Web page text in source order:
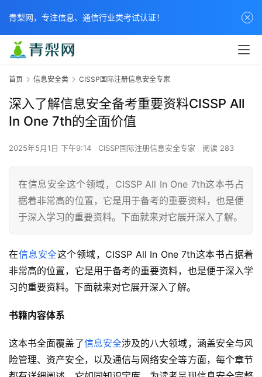
首页 信息安全类 CISSP国际注册信息安全专家
深入了解信息安全备考重要资料CISSP All
In One 7th的全面价值
2025年5月1日 下午9:14 CISSP国际注册信息安全专家 阅读 283
在信息安全这个领域，CISSP All In One 7th这本书占
据着非常高的位置，它是用于备考的重要资料，也是便
于深入学习的重要资料。下面就来对它展开深入了解。
在信息安全这个领域，CISSP All In One 7th这本书占据着
非常高的位置，它是用于备考的重要资料，也是便于深入学
习的重要资料。下面就来对它展开深入了解。
书籍内容体系
这本书全面覆盖了信息安全涉及的八大领域，涵盖安全与风
险管理、资产安全，以及通信与网络安全等方面，每个章节
青梨网，专注信息、通信行业类考试认证！